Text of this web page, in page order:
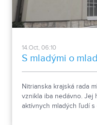
14.Oct, 06:10
S mladými o
Nitrianska krajská rada
vznikla iba nedávno. Jej
aktívnych mladých ľudí